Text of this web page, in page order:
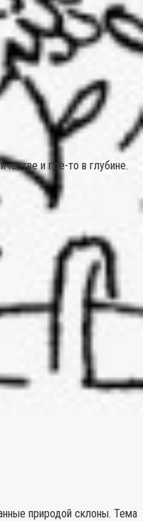
и где-то в глубине.
природой склоны. Тема